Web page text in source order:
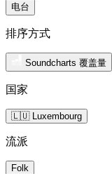
电台
排序方式
Soundcharts 覆盖量
国家
🇱🇺 Luxembourg
流派
Folk